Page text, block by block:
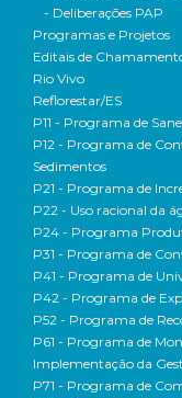
- Deliberações PAP
Programas e Projetos
Editais de
Rio Vivo
Reflorestar/ES
P11 - Programa de
P12 - Programa de
Sedimentos
P21 - Programa de
P22 - Uso racional da
P24 - Programa
P31 - Programa de
P41 - Programa de
P42 - Programa de
P52 - Programa de
P61 - Programa de
Implementação da
P71 - Programa de